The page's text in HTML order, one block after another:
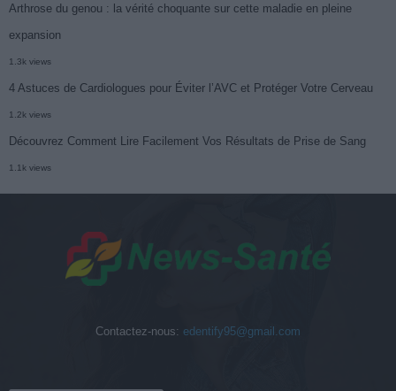
Arthrose du genou : la vérité choquante sur cette maladie en pleine
expansion
1.3k views
4 Astuces de Cardiologues pour Éviter l’AVC et Protéger Votre Cerveau
1.2k views
Découvrez Comment Lire Facilement Vos Résultats de Prise de Sang
1.1k views
Contactez-nous: edentify95@gmail.com